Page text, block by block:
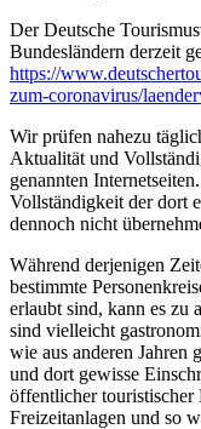
Der Deutsche
Bundesländern derzeit
https://
zum-coronavirus/­
Wir prüfen nahezu
Aktualität und
genannten
Vollständigkeit der dort
dennoch nicht
Während derjenigen
bestimmte
erlaubt sind, kann es zu
sind vielleicht
wie aus anderen Jahren
und dort gewisse
öffentlicher touristischer
Freizeitanlagen und so